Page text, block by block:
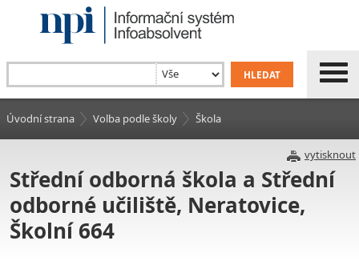
Úvodní strana Volba podle školy Škola
vytisknout
Střední odborná škola a Střední
odborné učiliště, Neratovice,
Školní 664